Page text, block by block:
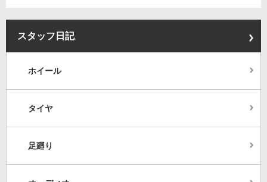
スタッフ日記
ホイール
タイヤ
足廻り